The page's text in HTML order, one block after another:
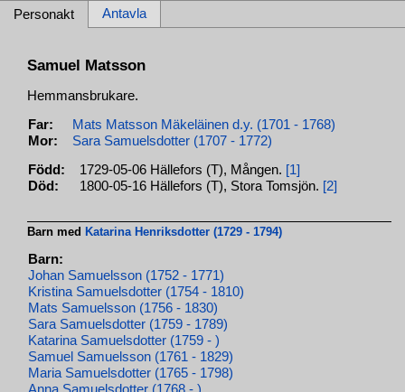
Personakt Antavla
Samuel Matsson
Hemmansbrukare.
Far:
Mats Matsson Mäkeläinen d.y. (1701 - 1768)
Mor:
Sara Samuelsdotter (1707 - 1772)
Född: 1729-05-06 Hällefors (T), Mången. [1]
Död:
1800-05-16 Hällefors (T), Stora Tomsjön. [2]
Barn medKatarina Henriksdotter (1729 - 1794)
Barn:
Johan Samuelsson (1752 - 1771)
Kristina Samuelsdotter (1754 - 1810)
Mats Samuelsson (1756 - 1830)
Sara Samuelsdotter (1759 - 1789)
Katarina Samuelsdotter (1759 - )
Samuel Samuelsson (1761 - 1829)
Maria Samuelsdotter (1765 - 1798)